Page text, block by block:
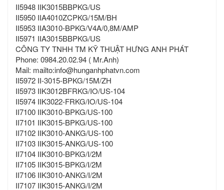
II5948 IIK3015BBPKG/US
II5950 IIA4010ZCPKG/15M/BH
II5953 IIA3010-BPKG/V4A/0,8M/AMP
II5971 IIA3015BBPKG/US
CÔNG TY TNHH TM KỸ THUẬT HƯNG ANH PHÁT
Phone: 0984.20.02.94 ( Mr.Anh)
Mail: mailto:info@hunganhphatvn.com
II5972 II-3015-BPKG/15M/ZH
II5973 IIK3012BFRKG/IO/US-104
II5974 IIK3022-FRKG/IO/US-104
II7100 IIK3010-BPKG/US-100
II7101 IIK3015-BPKG/US-100
II7102 IIK3010-ANKG/US-100
II7103 IIK3015-ANKG/US-100
II7104 IIK3010-BPKG/I/2M
II7105 IIK3015-BPKG/I/2M
II7106 IIK3010-ANKG/I/2M
II7107 IIK3015-ANKG/I/2M